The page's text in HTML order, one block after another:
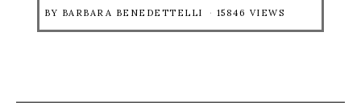
BY BARBARA BENEDETTELLI 15846 VIEWS